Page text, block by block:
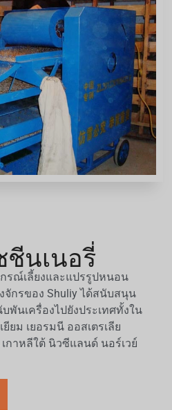
นเนอรี่
รณ์เลี้ยงและแปรรูปหนอน
จักรของ Shuliy ได้สนับสนุน
พันเครื่องไปยังประเทศทั้งใน
ยม เยอรมนี ออสเตรเลีย
กาหลีใต้ นิวซีแลนด์ นอร์เวย์